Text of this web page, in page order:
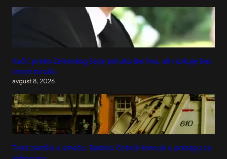
Vučić preko Zelenskog šalje poruku Berlinu, ali rizikuje bes
svojih birača
avgust 8, 2026
Tiket završio u smeću: Radnici čistoće krenuli u potragu za